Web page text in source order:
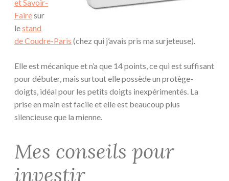
et Savoir-
Fairesur
lestand
de Coudre-Paris (chez qui j’avais pris ma surjeteuse).
Elle est mécanique et n’a que 14 points, ce qui est suffisant
pour débuter, mais surtout elle possède un protège-
doigts, idéal pour les petits doigts inexpérimentés. La
prise en main est facile et elle est beaucoup plus
silencieuse que la mienne.
Mes conseils pour
investir